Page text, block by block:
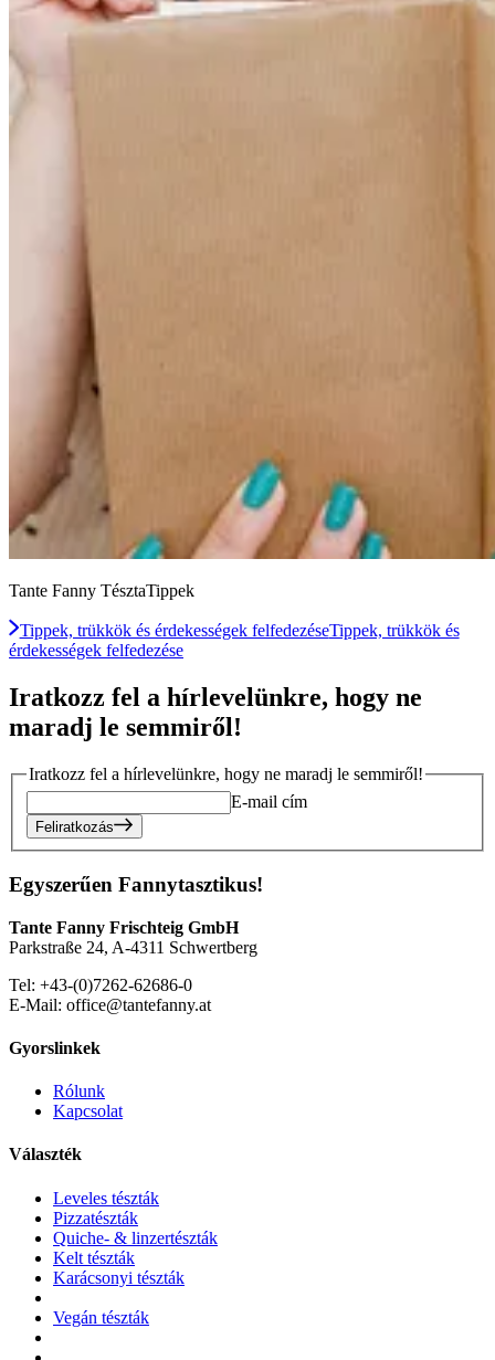
Tante Fanny TésztaTippek
Tippek, trükkök és érdekességek felfedezéseTippek, trükkök és
érdekességek felfedezése
Iratkozz fel a hírlevelünkre, hogy ne
maradj le semmiről!
Iratkozz fel a hírlevelünkre, hogy ne maradj le semmiről!
E-mail cím
Feliratkozás
Egyszerűen Fannytasztikus!
Tante Fanny Frischteig GmbH
Parkstraße 24, A-4311 Schwertberg
Tel: +43-(0)7262-62686-0
E-Mail: office@tantefanny.at
Gyorslinkek
Rólunk
Kapcsolat
Választék
Leveles tészták
Pizzatészták
Quiche- & linzertészták
Kelt tészták
Karácsonyi tészták
Vegán tészták